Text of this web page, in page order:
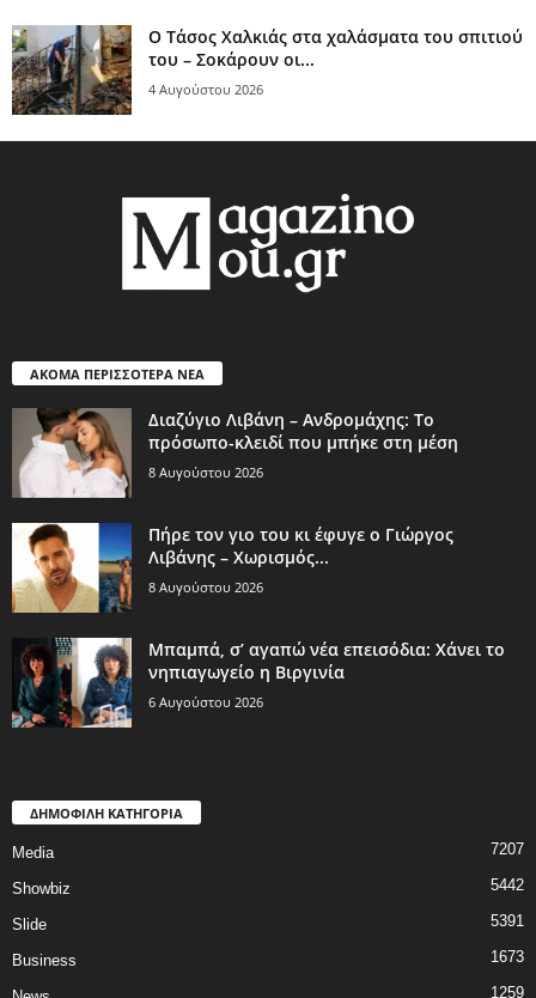
Ο Τάσος Χαλκιάς στα χαλάσματα του σπιτιού
του – Σοκάρουν οι...
4 Αυγούστου 2026
ΑΚΟΜΑ ΠΕΡΙΣΣΟΤΕΡΑ ΝΕΑ
Διαζύγιο Λιβάνη – Ανδρομάχης: Το
πρόσωπο-κλειδί που μπήκε στη μέση
8 Αυγούστου 2026
Πήρε τον γιο του κι έφυγε ο Γιώργος
Λιβάνης – Χωρισμός...
8 Αυγούστου 2026
Μπαμπά, σ’ αγαπώ νέα επεισόδια: Χάνει το
νηπιαγωγείο η Βιργινία
6 Αυγούστου 2026
ΔΗΜΟΦΙΛΗ ΚΑΤΗΓΟΡΙΑ
Media 7207
Showbiz 5442
Slide 5391
Business 1673
1259